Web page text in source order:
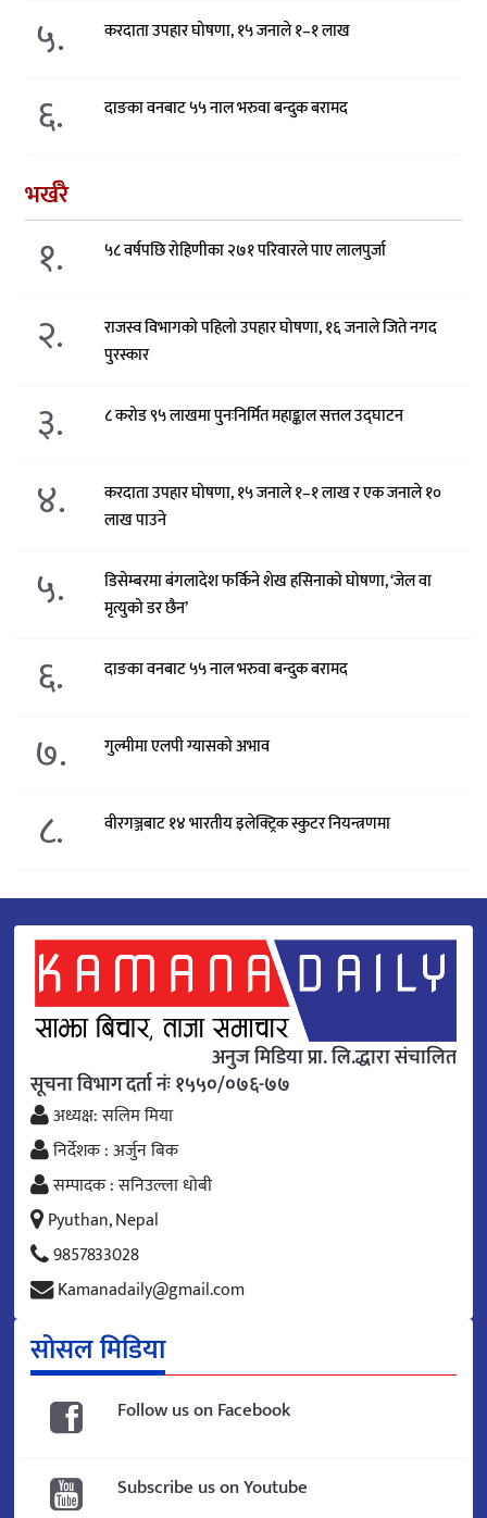
५. करदाता उपहार घोषणा, १५ जनाले १–१ लाख
६. दाङका वनबाट ५५ नाल भरुवा बन्दुक बरामद
भर्खरै
१. ५८ वर्षपछि रोहिणीका २७१ परिवारले पाए लालपुर्जा
२.
राजस्व विभागको पहिलो उपहार घोषणा, १६ जनाले जिते नगद
पुरस्कार
३. ८ करोड ९५ लाखमा पुनःनिर्मित महाङ्काल सत्तल उद्घाटन
४.
करदाता उपहार घोषणा, १५ जनाले १–१ लाख र एक जनाले १०
लाख पाउने
५.
डिसेम्बरमा बंगलादेश फर्किने शेख हसिनाको घोषणा, ‘जेल वा
मृत्युको डर छैन’
६. दाङका वनबाट ५५ नाल भरुवा बन्दुक बरामद
७. गुल्मीमा एलपी ग्यासको अभाव
८. वीरगञ्जबाट १४ भारतीय इलेक्ट्रिक स्कुटर नियन्त्रणमा
अनुज मिडिया प्रा. लि.द्धारा संचालित
सूचना विभाग दर्ता नंः १५५०/०७६-७७
अध्यक्ष: सलिम मिया
निर्देशक : अर्जुन बिक
सम्पादक : सनिउल्ला धोबी
Pyuthan, Nepal
9857833028
Kamanadaily@gmail.com
सोसल मिडिया
Follow us on Facebook
Subscribe us on Youtube